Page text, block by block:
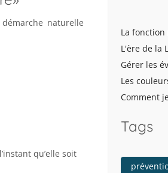
naturelle
qu’elle soit
La
L'ère de la
Gérer les
Les
Comment
Tags